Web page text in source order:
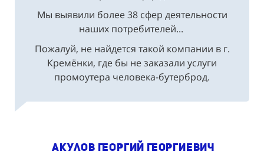
Мы выявили более 38 сфер деятельности
наших потребителей...
Пожалуй, не найдется такой компании в г.
Кремёнки, где бы не заказали услуги
промоутера человека-бутерброд.
Акулов Георгий Георгиевич